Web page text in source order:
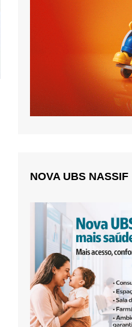
NOVA UBS NASSIF